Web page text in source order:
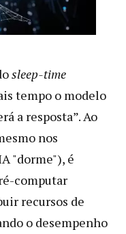
sleep-time
tempo o modelo
a resposta”. Ao
nos
"dorme"), é
computar
recursos de
o desempenho